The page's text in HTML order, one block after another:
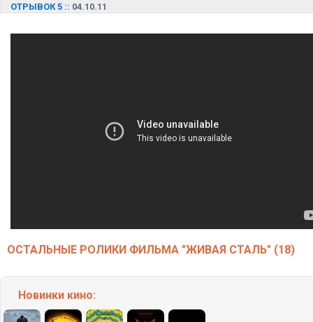
ОТРЫВОК 5 :: 04.10.11
ОСТАЛЬНЫЕ РОЛИКИ ФИЛЬМА "ЖИВАЯ СТАЛЬ" (18)
Новинки кино: